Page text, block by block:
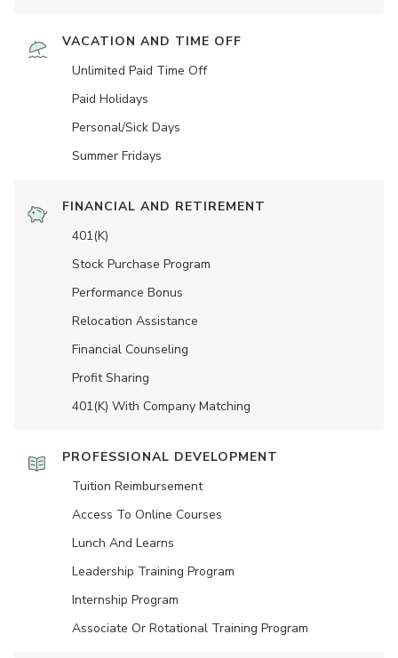
VACATION AND TIME OFF
Unlimited Paid Time Off
Paid Holidays
Personal/Sick Days
Summer Fridays
FINANCIAL AND RETIREMENT
401(K)
Stock Purchase Program
Performance Bonus
Relocation Assistance
Financial Counseling
Profit Sharing
401(K) With Company Matching
PROFESSIONAL DEVELOPMENT
Tuition Reimbursement
Access To Online Courses
Lunch And Learns
Leadership Training Program
Internship Program
Associate Or Rotational Training Program